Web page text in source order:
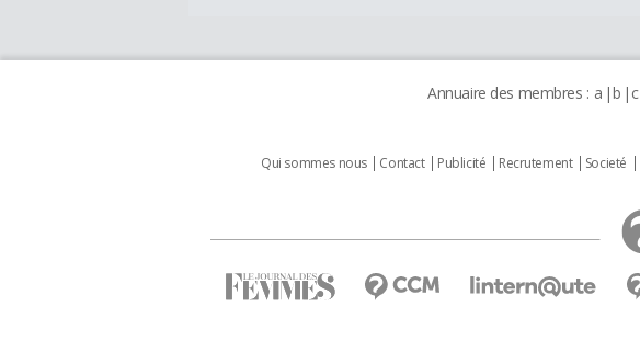
Annuaire des membres : a b c
Qui sommes nous Contact Publicité Recrutement Societé